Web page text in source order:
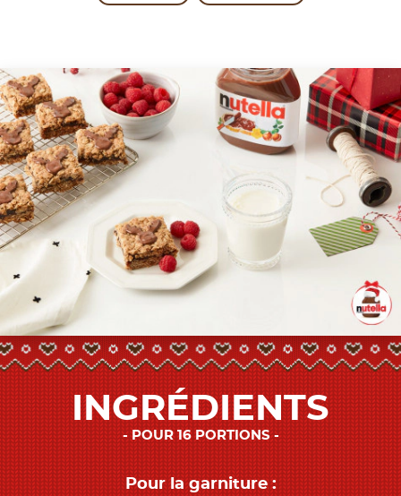
INGRÉDIENTS
POUR 16 PORTIONS
Pour la garniture :